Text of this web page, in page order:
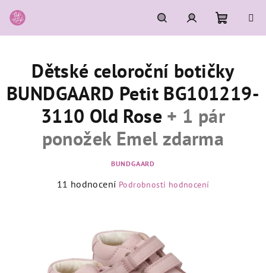
na
obsah
HledatPřihlášeníNákupní
košík
Dětské celoroční botičky
BUNDGAARD Petit BG101219-
3110 Old Rose + 1 pár
ponožek Emel zdarma
BUNDGAARD
Průměrné
hvězdiček.
11 hodnocení Podrobnosti hodnocení